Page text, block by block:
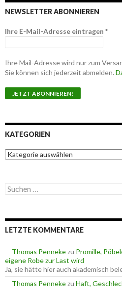
NEWSLETTER ABONNIEREN
Ihre E-Mail-Adresse eintragen *
Ihre Mail-Adresse wird nur zum
Sie können sich jederzeit abmelden.
KATEGORIEN
K
a
g
o
n
S
u
e
n
c
h
:
LETZTE KOMMENTARE
Thomas Pennekezu Promille,
eigene Robe zur Last wird
Ja, sie hätte hier auch akademisch
Thomas Pennekezu Haft,